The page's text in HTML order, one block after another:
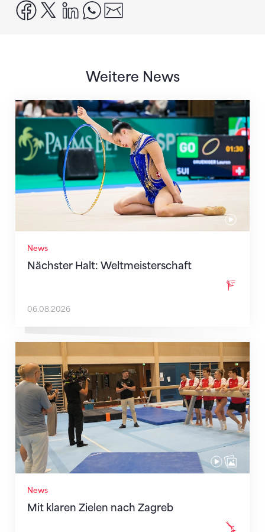
facebook
x linkedinwhatsapp
Weitere News
News
Nächster Halt: Weltmeisterschaft
Nächster Halt: Weltmeisterschaft
06.08.2026
News
Mit klaren Zielen nach Zagreb
Mit klaren Zielen nach Zagreb